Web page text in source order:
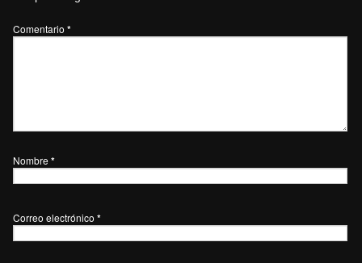
Comentario *
Nombre *
Correo electrónico *